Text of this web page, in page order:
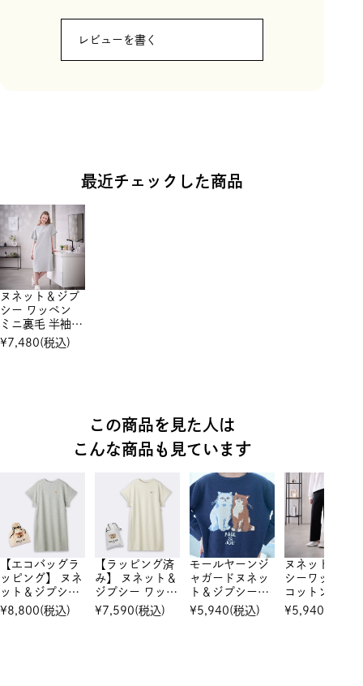
レビューを書く
最近チェックした商品
ヌネット＆ジプ
シー ワッペン
ミニ裏毛 半袖ワ
ンピース
¥ 7,480(税込)
この商品を見た人は
こんな商品も見ています
【エコバッグラ
ッピング】 ヌネ
ット＆ジプシー
ワッペン ミニ
裏毛 半袖ワンピ
¥8,800(税込)
【ラッピング済
み】 ヌネット＆
ジプシー ワッペ
ン ミニ裏毛 半
袖ワンピース
¥ 7,590(税込)
モールヤーンジ
ャガードヌネッ
ト＆ジプシー
プルオーバー
¥5,940(税込)
ヌネット＆ジプ
シーワッペン
コットン ロン
パンツ
¥5,940